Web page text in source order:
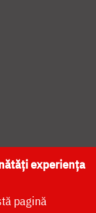
NAȚIONALĂ
experiența
pagină